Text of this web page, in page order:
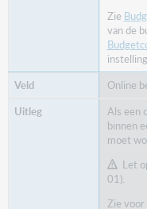
Zie
van de
Online
Als een
binnen
moet
Let
01).
Zie voor